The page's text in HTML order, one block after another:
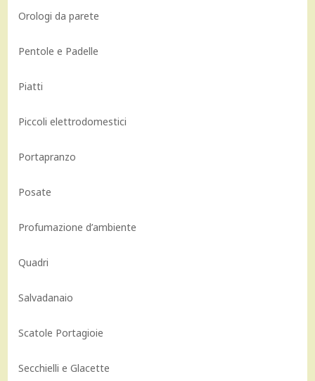
Orologi da parete
Pentole e Padelle
Piatti
Piccoli elettrodomestici
Portapranzo
Posate
Profumazione d’ambiente
Quadri
Salvadanaio
Scatole Portagioie
Secchielli e Glacette